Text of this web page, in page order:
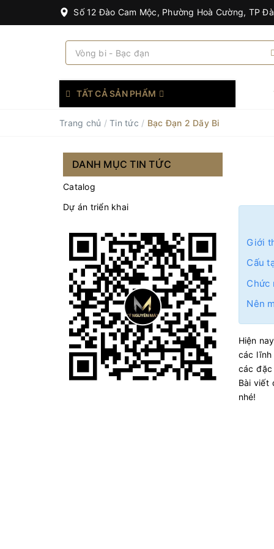
Số 12 Đào Cam Mộc, Phường Hoà Cường, TP
TẤT CẢ SẢN PHẨM
Trang chủ / Tin tức / Bạc Đạn 2 Dãy Bi
Giới
Cấu
Chức
Nên
Hiện
các lĩnh
các
Bài viết
nhé!
DANH MỤC TIN TỨC
Catalog
Dự án triển khai